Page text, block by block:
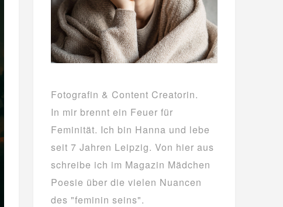
Fotografin & Content Creatorin.
In mir brennt ein Feuer für
Feminität. Ich bin Hanna und lebe
seit 7 Jahren Leipzig. Von hier aus
schreibe ich im Magazin Mädchen
Poesie über die vielen Nuancen
des "feminin seins".